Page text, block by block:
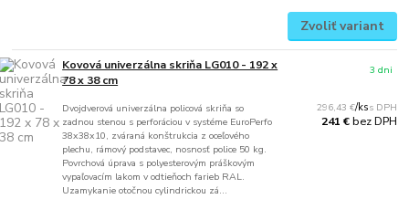
Zvoliť variant
Kovová univerzálna skriňa LG010 - 192 x
78 x 38 cm
Dvojdverová univerzálna policová skriňa so
zadnou stenou s perforáciou v systéme EuroPerfo
38x38x10, zváraná konštrukcia z oceľového
plechu, rámový podstavec, nosnosť police 50 kg.
Povrchová úprava s polyesterovým práškovým
vypaľovacím lakom v odtieňoch farieb RAL.
Uzamykanie otočnou cylindrickou zá...
296,43 €/ks
241 €bez DPH
3 dni